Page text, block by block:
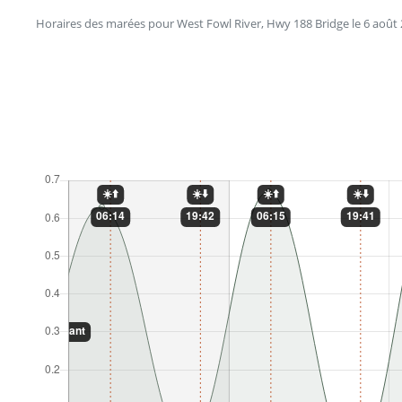
Horaires des marées pour West Fowl River, Hwy 188 Bridge le 6 août